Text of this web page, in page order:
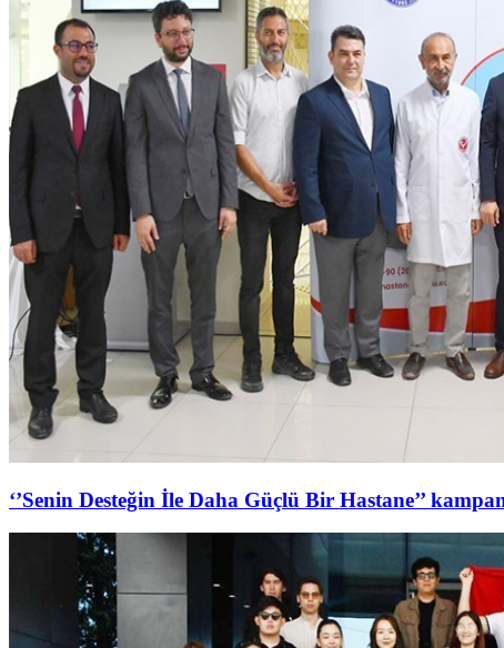
‘’Senin Desteğin İle Daha Güçlü Bir Hastane’’